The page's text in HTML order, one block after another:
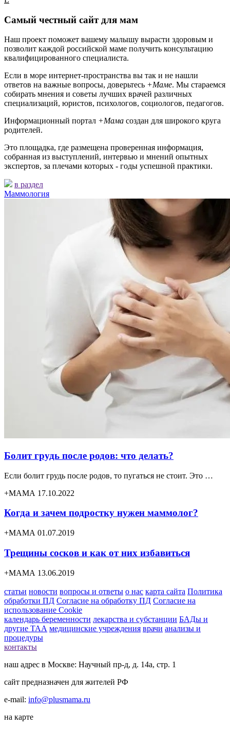
Самый честный сайт для мам
Наш проект поможет вашему малышу вырасти здоровым и
позволит каждой российской маме получить консультацию
квалифицированного специалиста.
Если в море интернет-пространства вы так и не нашли
ответов на важные вопросы, доверьтесь +Маме. Мы стараемся
собирать мнения и советы лучших врачей различных
специализаций, юристов, психологов, социологов, педагогов.
Информационный портал +Мама создан для широкого круга
родителей.
Это площадка, где размещена проверенная информация,
собранная из выступлений, интервью и мнений опытных
экспертов, за плечами которых - годы успешной практики.
в раздел
Маммология
Болит грудь после родов: что делать?
Если болит грудь после родов, то пугаться не стоит. Это …
+МАМА 17.10.2022
Когда и зачем подростку нужен маммолог?
+МАМА 01.07.2019
Трещины сосков и как от них избавиться
+МАМА 13.06.2019
статьи новости вопросы и ответы о нас карта сайта Политика
обработки ПД Согласие на обработку ПД Согласие на
использование Cookie
календарь беременности лекарства и субстанции БАДы и
другие ТАА медицинские учреждения врачи анализы и
процедуры
контакты
наш адрес в Москве: Научный пр-д, д. 14а, стр. 1
сайт предназначен для жителей РФ
e-mail: info@plusmama.ru
на карте